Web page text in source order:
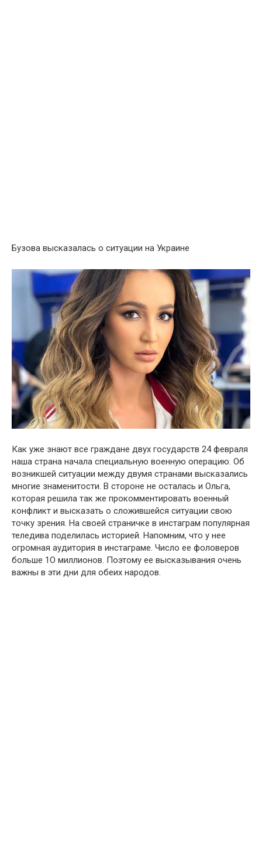
Бузова высказалась о ситуации на Украине
Как уже знают все граждане двух государств 24 февраля
наша страна начала специальную военную операцию. Об
возникшей ситуации между двумя странами высказались
многие знаменитости. В стороне не осталась и Ольга,
которая решила так же прокомментировать военный
конфликт и высказать о сложившейся ситуации свою
точку зрения. На своей страничке в инстаграм популярная
теледива поделилась историей. Напомним, что у нее
огромная аудитория в инстаграме. Число ее фоловеров
больше 1О миллионов. Поэтому ее высказывания очень
важны в эти дни для обеих народов.